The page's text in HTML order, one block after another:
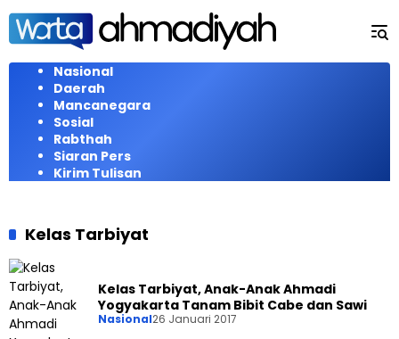
Langsung
konten
Nasional
Daerah
Mancanegara
Sosial
Rabthah
Siaran Pers
Kirim Tulisan
Kelas Tarbiyat
Kelas Tarbiyat, Anak-Anak Ahmadi
Yogyakarta Tanam Bibit Cabe dan Sawi
Nasional26 Januari 2017